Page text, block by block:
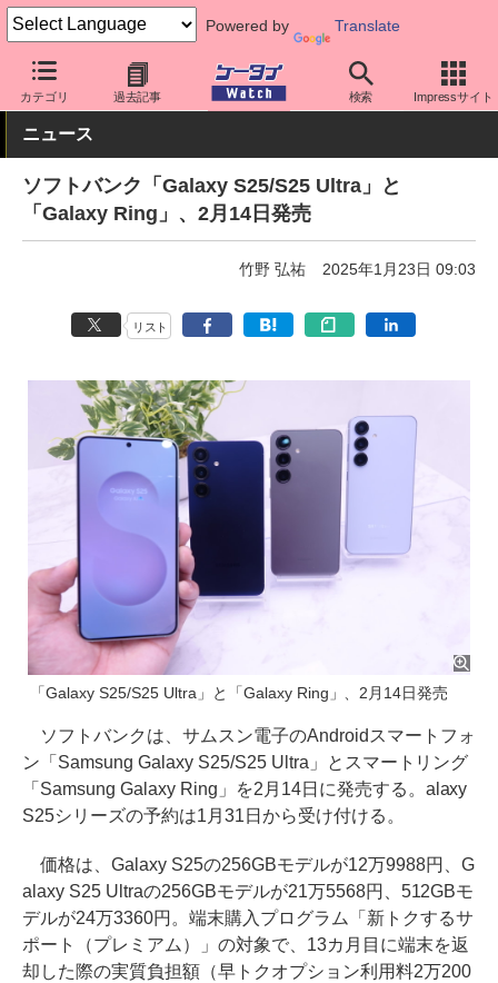
Powered by Translate
カテゴリ 過去記事 検索 Impressサイト
ケータイ Watch キャリア ソフトバンク Galaxy
ニュース
ソフトバンク「Galaxy S25/S25 Ultra」と
「Galaxy Ring」、2月14日発売
竹野 弘祐 2025年1月23日 09:03
リスト
「Galaxy S25/S25 Ultra」と「Galaxy Ring」、2月14日発売
ソフトバンクは、サムスン電子のAndroidスマートフォ
ン「Samsung Galaxy S25/S25 Ultra」とスマートリング
「Samsung Galaxy Ring」を2月14日に発売する。alaxy
S25シリーズの予約は1月31日から受け付ける。
価格は、Galaxy S25の256GBモデルが12万9988円、G
alaxy S25 Ultraの256GBモデルが21万5568円、512GBモ
デルが24万3360円。端末購入プログラム「新トクするサ
ポート（プレミアム）」の対象で、13カ月目に端末を返
却した際の実質負担額（早トクオプション利用料2万200